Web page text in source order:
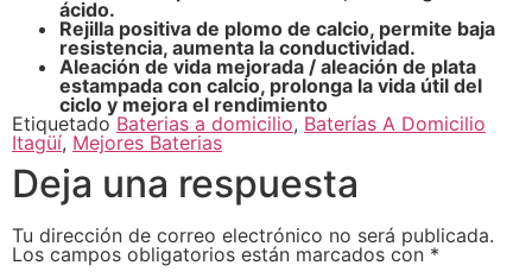
ácido.
Rejilla positiva de plomo de calcio, permite baja
resistencia, aumenta la conductividad.
Aleación de vida mejorada / aleación de plata
estampada con calcio, prolonga la vida útil del
ciclo y mejora el rendimiento
Etiquetado Baterias a domicilio, Baterías A Domicilio
Itagüí, Mejores Baterias
Deja una respuesta
Tu dirección de correo electrónico no será publicada.
Los campos obligatorios están marcados con *